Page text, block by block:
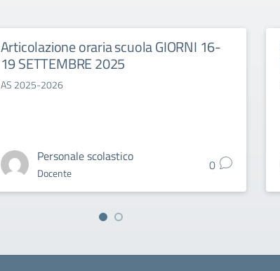
Articolazione oraria scuola GIORNI 16-
19 SETTEMBRE 2025
AS 2025-2026
Personale scolastico
Docente 0